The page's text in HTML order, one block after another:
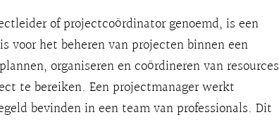
of projectcoördinator genoemd, is een
voor het beheren van projecten binnen een
organiseren en coördineren van resources
te bereiken. Een projectmanager werkt
bevinden in een team van professionals. Dit